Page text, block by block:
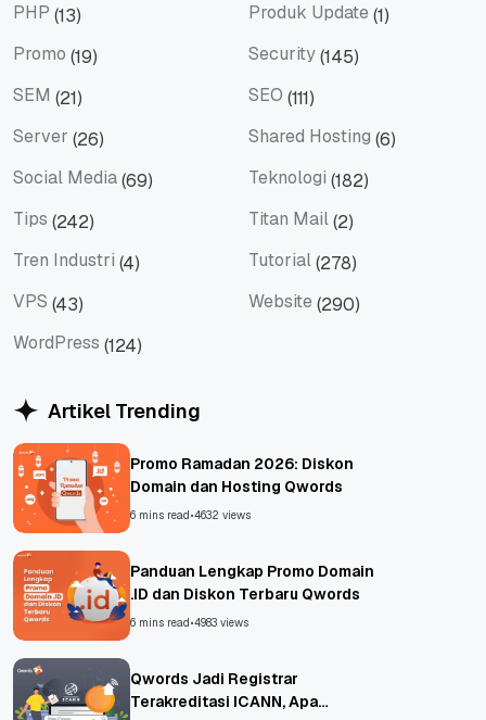
PHP (13) Produk Update (1)
Promo (19) Security(145)
SEM (21) SEO (111)
Server (26) Shared Hosting (6)
Social Media(69) Teknologi (182)
Tips (242) Titan Mail(2)
Tren Industri (4) Tutorial(278)
VPS (43) Website (290)
WordPress (124)
Artikel Trending
Promo Ramadan 2026: Diskon
Domain dan Hosting Qwords
6 mins read•4632 views
Panduan Lengkap Promo Domain
.ID dan Diskon Terbaru Qwords
6 mins read•4983 views
Qwords Jadi Registrar
Terakreditasi ICANN, Apa